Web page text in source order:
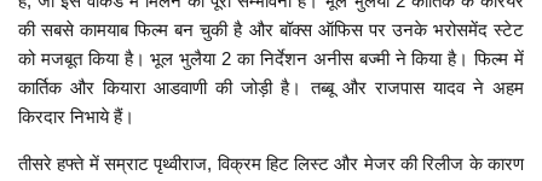
की सबसे कामयाब फिल्म बन चुकी है और बॉक्स ऑफिस पर उनके भरोसमेंद स्टेट
को मजबूत किया है। भूल भुलैया 2 का निर्देशन अनीस बज्मी ने किया है। फिल्म में
कार्तिक और कियारा आडवाणी की जोड़ी है। तब्बू और राजपास यादव ने अहम
किरदार निभाये हैं।
तीसरे हफ्ते में सम्राट पृथ्वीराज, विक्रम हिट लिस्ट और मेजर की रिलीज के कारण